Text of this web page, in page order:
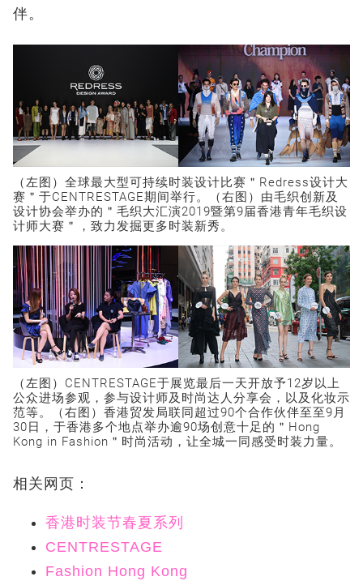
伴。
（左图）全球最大型可持续时装设计比赛＂Redress设计大
赛＂于CENTRESTAGE期间举行。（右图）由毛织创新及
设计协会举办的＂毛织大汇演2019暨第9届香港青年毛织设
计师大赛＂，致力发掘更多时装新秀。
（左图）CENTRESTAGE于展览最后一天开放予12岁以上
公众进场参观，参与设计师及时尚达人分享会，以及化妆示
范等。（右图）香港贸发局联同超过90个合作伙伴至至9月
30日，于香港多个地点举办逾90场创意十足的＂Hong
Kong in Fashion＂时尚活动，让全城一同感受时装力量。
相关网页：
香港时装节春夏系列
CENTRESTAGE
Fashion Hong Kong